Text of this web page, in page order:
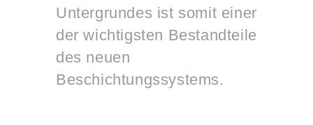
Untergrundes ist somit einer
der wichtigsten Bestandteile
des neuen
Beschichtungssystems.